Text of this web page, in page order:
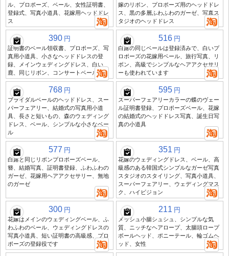
ル、プロポーズ、ベール、女性証明書、
登録式、写真小道具、花嫁用ヘッドドレ
ス
嫁のリボン、プロポーズ用のヘッドドレ
ス、黒の多層ふわふわのガーゼ、写真ス
タジオのヘッドドレス
390 円
証明書のベール領収書、プロポーズ、写
真用小道具、小さなヘッドドレスの登
録、メインウェディングドレス、白い
鹿、同じリボン、コンサートベール
516 円
白露の同じベールは登録済みで、白いプ
ロポーズの花嫁用ベール、旅行写真、リ
ボン、高級でシンプルなヘアアクセサリ
ーも使われています
768 円
ブライダルベールのヘッドドレス、スー
パーフェアリー、結婚式の写真用小道
具、長さと短いもの、森のウェディング
ドレス、ベール、シンプルな小さなベー
ル
595 円
スーパーフェアリーカラーの蝶のヴェー
ル証明書登録、プロポーズベール、花嫁
の結婚式のヘッドドレス写真、誕生日写
真の小道具
577 円
白露と同じリボンプロポーズベール、
簪、結婚写真、証明書登録、ふわふわの
ガーゼ、花嫁用ヘアアクセサリー、無地
のガーゼ
351 円
花嫁のウェディングドレス、ベール、高
級感のある韓国式シンプルなガーゼ写真
スタジオのスタイリング、写真小道具、
スーパーフェアリー、ウェディングマス
ク、ハイビジョン
300 円
花嫁はメインのウェディングベール、ふ
わふわのベール、ウェディングドレスの
写真小道具、短い証明書の高級感、プロ
ポーズの登録役です
211 円
メッシュ小腸シュシュ、シンプルな気
質、ニッチなヘアロープ、太腸頭ロープ
ボールヘッド、ポニーテール、輪ゴムヘ
ッド、女性